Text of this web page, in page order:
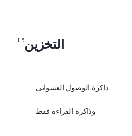
التخزين1,5
ذاكرة الوصول العشوائي
وذاكرة القراءة فقط